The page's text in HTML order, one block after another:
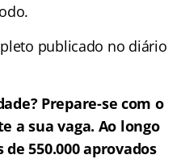
publicado no diário
Prepare-se com o
a sua vaga. Ao longo
550.000 aprovados